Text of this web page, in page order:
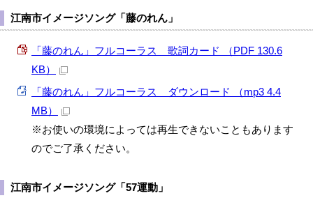
江南市イメージソング「藤のれん」
「藤のれん」フルコーラス 歌詞カード （PDF 130.6
KB）
「藤のれん」フルコーラス ダウンロード （mp3 4.4
MB）
※お使いの環境によっては再生できないこともあります
のでご了承ください。
江南市イメージソング「57運動」